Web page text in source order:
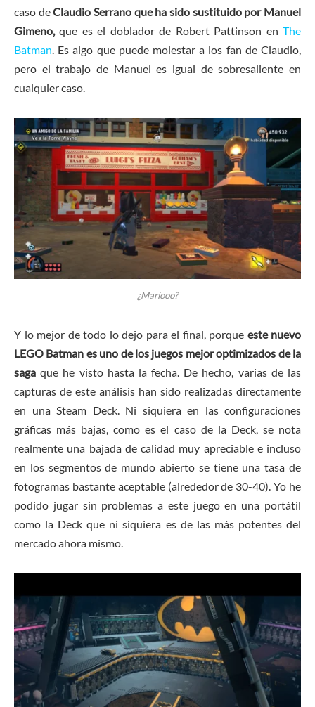
caso deClaudio Serrano que ha sido sustituido por Manuel
Gimeno,que es el doblador de Robert Pattinson en The
Batman. Es algo que puede molestar a los fan de Claudio,
pero el trabajo de Manuel es igual de sobresaliente en
cualquier caso.
¿Mariooo?
Y lo mejor de todo lo dejo para el final, porque este nuevo
LEGO Batman es uno de los juegos mejor optimizados de la
saga que he visto hasta la fecha. De hecho, varias de las
capturas de este análisis han sido realizadas directamente
en una Steam Deck. Ni siquiera en las configuraciones
gráficas más bajas, como es el caso de la Deck, se nota
realmente una bajada de calidad muy apreciable e incluso
en los segmentos de mundo abierto se tiene una tasa de
fotogramas bastante aceptable (alrededor de 30-40). Yo he
podido jugar sin problemas a este juego en una portátil
como la Deck que ni siquiera es de las más potentes del
mercado ahora mismo.